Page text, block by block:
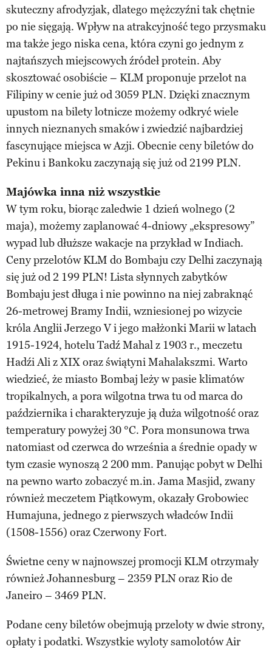
skuteczny afrodyzjak, dlatego mężczyźni tak chętnie
po nie sięgają. Wpływ na atrakcyjność tego przysmaku
ma także jego niska cena, która czyni go jednym z
najtańszych miejscowych źródeł protein. Aby
skosztować osobiście – KLM proponuje przelot na
Filipiny w cenie już od 3059 PLN. Dzięki znacznym
upustom na bilety lotnicze możemy odkryć wiele
innych nieznanych smaków i zwiedzić najbardziej
fascynujące miejsca w Azji. Obecnie ceny biletów do
Pekinu i Bankoku zaczynają się już od 2199 PLN.
Majówka inna niż wszystkie
W tym roku, biorąc zaledwie 1 dzień wolnego (2
maja), możemy zaplanować 4-dniowy „ekspresowy”
wypad lub dłuższe wakacje na przykład w Indiach.
Ceny przelotów KLM do Bombaju czy Delhi zaczynają
się już od 2 199 PLN! Lista słynnych zabytków
Bombaju jest długa i nie powinno na niej zabraknąć
26-metrowej Bramy Indii, wzniesionej po wizycie
króla Anglii Jerzego V i jego małżonki Marii w latach
1915-1924, hotelu Tadź Mahal z 1903 r., meczetu
Hadźi Ali z XIX oraz świątyni Mahalakszmi. Warto
wiedzieć, że miasto Bombaj leży w pasie klimatów
tropikalnych, a pora wilgotna trwa tu od marca do
października i charakteryzuje ją duża wilgotność oraz
temperatury powyżej 30 °C. Pora monsunowa trwa
natomiast od czerwca do września a średnie opady w
tym czasie wynoszą 2 200 mm. Panując pobyt w Delhi
na pewno warto zobaczyć m.in. Jama Masjid, zwany
również meczetem Piątkowym, okazały Grobowiec
Humajuna, jednego z pierwszych władców Indii
(1508-1556) oraz Czerwony Fort.
Świetne ceny w najnowszej promocji KLM otrzymały
również Johannesburg – 2359 PLN oraz Rio de
Janeiro – 3469 PLN.
Podane ceny biletów obejmują przeloty w dwie strony,
opłaty i podatki. Wszystkie wyloty samolotów Air